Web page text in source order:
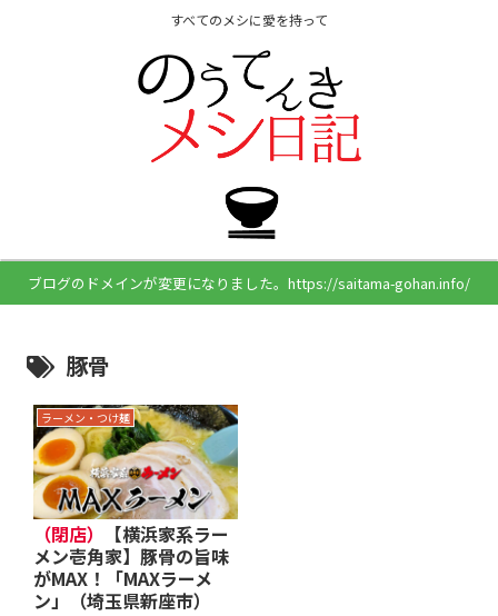
すべてのメシに愛を持って
ブログのドメインが変更になりました。https://saitama-gohan.info/
豚骨
ラーメン・つけ麺
（閉店）
【横浜家系ラー
メン壱角家】豚骨の旨味
がMAX！「MAXラーメ
ン」（埼玉県新座市）